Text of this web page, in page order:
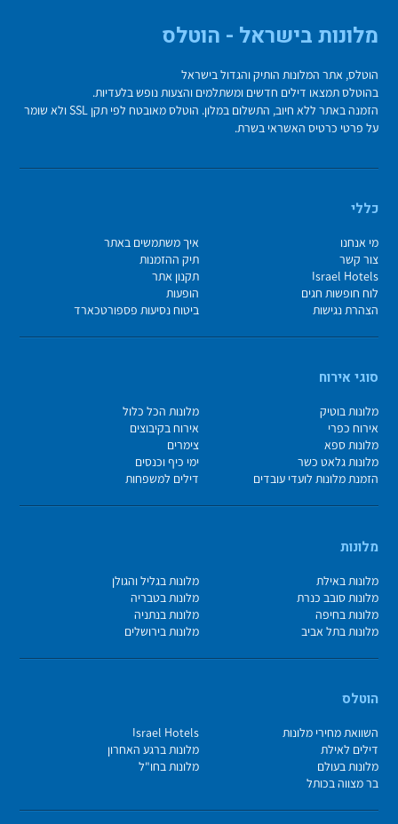
מלונות בישראל - הוטלס
הוטלס, אתר המלונות הותיק והגדול בישראל
בהוטלס תמצאו דילים חדשים ומשתלמים והצעות נופש בלעדיות.
הזמנה באתר ללא חיוב, התשלום במלון. הוטלס מאובטח לפי תקן SSL ולא שומר
על פרטי כרטיס האשראי בשרת.
כללי
מי אנחנו
איך משתמשים באתר
צור קשר
תיק ההזמנות
Israel Hotels
תקנון אתר
לוח חופשות חגים
הופעות
הצהרת נגישות
ביטוח נסיעות פספורטכארד
סוגי אירוח
מלונות בוטיק
מלונות הכל כלול
אירוח כפרי
אירוח בקיבוצים
מלונות ספא
צימרים
מלונות גלאט כשר
ימי כיף וכנסים
הזמנת מלונות לועדי עובדים
דילים למשפחות
מלונות
מלונות באילת
מלונות בגליל והגולן
מלונות סובב כנרת
מלונות בטבריה
מלונות בחיפה
מלונות בנתניה
מלונות בתל אביב
מלונות בירושלים
הוטלס
השוואת מחירי מלונות
Israel Hotels
דילים לאילת
מלונות ברגע האחרון
מלונות בעולם
מלונות בחו"ל
בר מצווה בכותל